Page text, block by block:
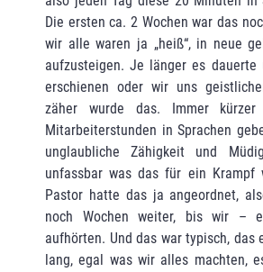
Die ersten ca. 2 Wochen war das
wir alle waren ja „heiß“, in neue
aufzusteigen. Je länger es dauerte
erschienen oder wir uns
zäher wurde das. Immer
Mitarbeiterstunden in Sprachen
unglaubliche Zähigkeit und
unfassbar was das für ein Krampf
Pastor hatte das ja angeordnet,
noch Wochen weiter, bis wir –
aufhörten. Und das war typisch, das
lang, egal was wir alles machten,